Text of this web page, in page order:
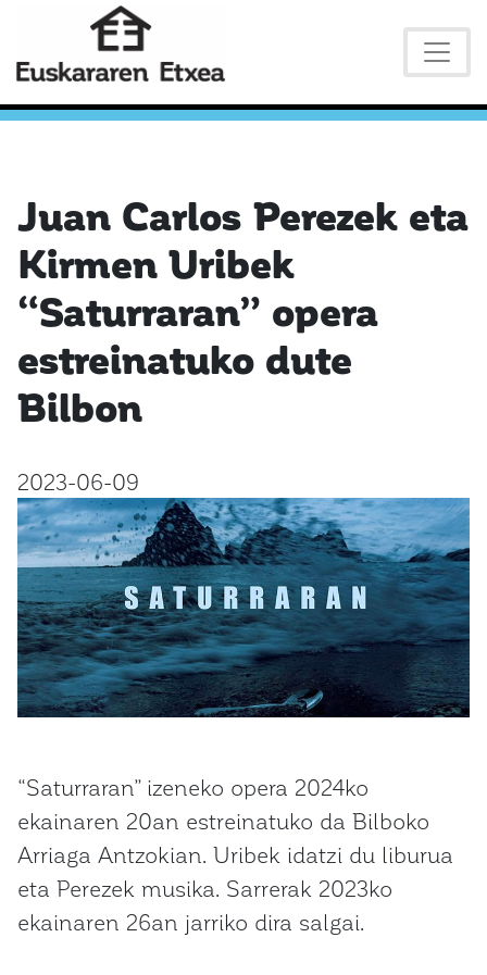
Juan Carlos Perezek eta
Kirmen Uribek
“Saturraran” opera
estreinatuko dute
Bilbon
2023-06-09
“Saturraran” izeneko opera 2024ko
ekainaren 20an estreinatuko da Bilboko
Arriaga Antzokian. Uribek idatzi du liburua
eta Perezek musika. Sarrerak 2023ko
ekainaren 26an jarriko dira salgai.